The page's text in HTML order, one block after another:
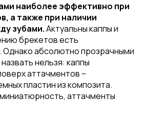
наиболее эффективно при
а также при наличии
зубами.Актуальны каппы и
брекетов есть
Однако абсолютно прозрачными
нельзя: каппы
аттачментов –
пластин из композита.
аттачменты